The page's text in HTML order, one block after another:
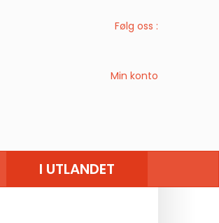
Følg oss :
Min konto
I UTLANDET
VEST -EUROPA